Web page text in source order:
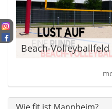
Beach-Volleyballfeld